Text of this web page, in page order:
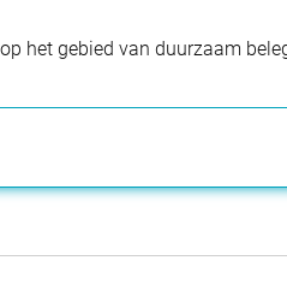
het gebied van duurzaam